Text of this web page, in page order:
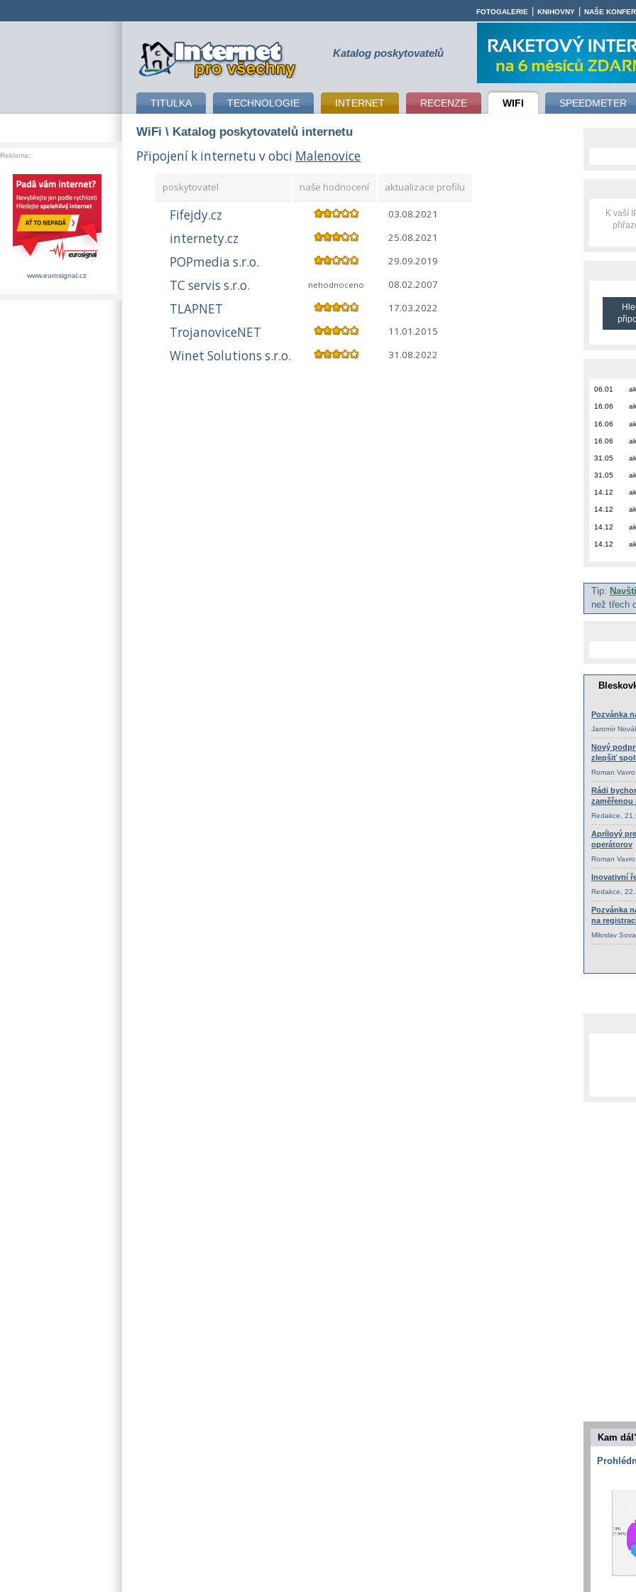
připojení k internetu Katalog poskytovatelů
TITULKA TECHNOLOGIE INTERNET RECENZE WIFI SPEEDMETER
FOTOGALERIE KNIHOVNY NAŠE
WiFi \ Katalog poskytovatelů internetu
Připojení k internetu v obci Malenovice
poskytovatel naše hodnocení aktualizace profilu
Fifejdy.cz 03.08.2021
internety.cz 25.08.2021
POPmedia s.r.o. 29.09.2019
TC servis s.r.o. nehodnoceno 08.02.2007
TLAPNET 17.03.2022
TrojanoviceNET 11.01.2015
Winet Solutions s.r.o. 31.08.2022
K vaší
06.01
16.06
16.06
16.06
31.05
31.05
14.12
14.12
14.12
14.12
Tip:
než třech
Kam
Reklama:
www.eurosignal.cz